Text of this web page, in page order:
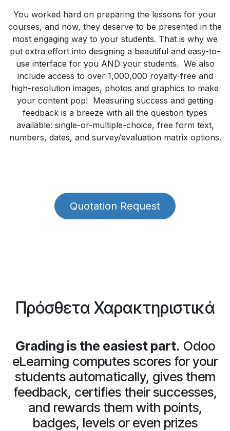
You worked hard on preparing the lessons for your
courses, and now, they deserve to be presented in the
most engaging way to your students. That is why we
put extra effort into designing a beautiful and easy-to-
use interface for you AND your students. We also
include access to over 1,000,000 royalty-free and
high-resolution images, photos and graphics to make
your content pop! Measuring success and getting
feedback is a breeze with all the question types
available: single-or-multiple-choice, free form text,
numbers, dates, and survey/evaluation matrix options.
Quotation Request
Πρόσθετα Χαρακτηριστικά
Grading is the easiest part. Odoo
eLearning computes scores for your
students automatically, gives them
feedback, certifies their successes,
and rewards them with points,
badges, levels or even prizes